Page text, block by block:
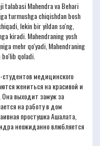
Mahendra va Behari
turmushga chiqishdan bosh
lekin bir yildan so'ng,
kiradi. Mahendraning yosh
mehr qo'yadi, Mahendraning
qoladi.
студентов медицинского
жениться на красивой и
Она выходит замуж за
на работу в дом
простушка Ашалата,
неожиданно влюбляется